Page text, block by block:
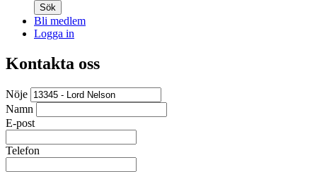
Sök
Bli medlem
Logga in
Kontakta oss
Nöje
Namn
E-post
Telefon